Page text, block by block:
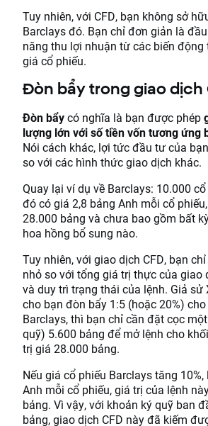
Tuy nhiên, với CFD, bạn không sở
Barclays đó. Bạn chỉ đơn giản là
năng thu lợi nhuận từ các biến
giá cổ phiếu.
Đòn bẩy trong giao dịch
Đòn bẩycó nghĩa là bạn được phép
lượng lớn với số tiền vốn tương ứng
Nói cách khác, lợi tức đầu tư của
so với các hình thức giao dịch khác.
Quay lại ví dụ về Barclays: 10.000
đó có giá 2,8 bảng Anh mỗi cổ
28.000 bảng và chưa bao gồm bất
hoa hồng bổ sung nào.
Tuy nhiên, với giao dịch CFD, bạn
nhỏ so với tổng giá trị thực của giao
và duy trì trạng thái của lệnh. Giả sử
cho bạn đòn bẩy 1:5 (hoặc 20%)
Barclays, thì bạn chỉ cần đặt cọc
quỹ) 5.600 bảng để mở lệnh cho
trị giá 28.000 bảng.
Nếu giá cổ phiếu Barclays tăng 10%,
Anh mỗi cổ phiếu, giá trị của lệnh
bảng. Vì vậy, với khoản ký quỹ ban
bảng, giao dịch CFD này đã kiếm